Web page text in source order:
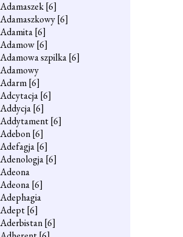
Adamaszek[6]
Adamaszkowy[6]
Adamita[6]
Adamow[6]
Adamowa szpilka[6]
Adamowy
Adarm[6]
Adcytacja[6]
Addycja[6]
Addytament[6]
Adebon[6]
Adefagja[6]
Adenologja[6]
Adeona
Adeona[6]
Adephagia
Adept[6]
Aderbistan[6]